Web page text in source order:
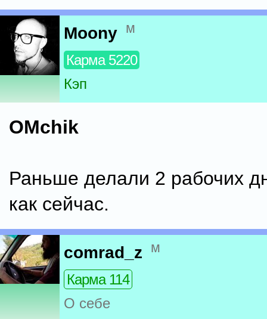
Moony м
Карма 5220
Кэп
OMchik
Раньше делали 2 рабочих
как сейчас.
comrad_z м
Карма 114
О себе